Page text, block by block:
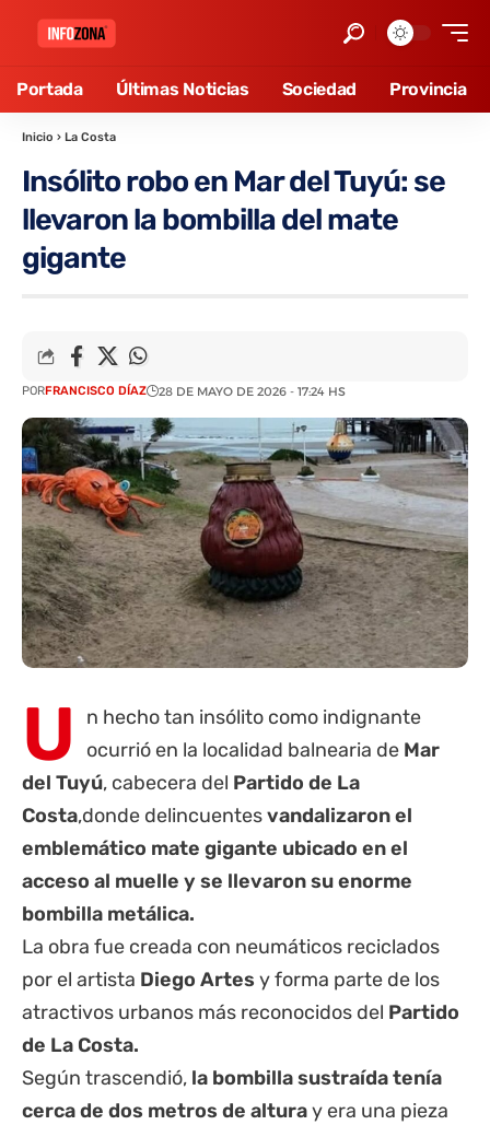
Portada Últimas Noticias Sociedad Provincia
Inicio › La Costa
Insólito robo en Mar del Tuyú: se
llevaron la bombilla del mate
gigante
PORFRANCISCO DÍAZ 28 DE MAYO DE 2026 - 17:24 HS
U
n hecho tan insólito como indignante
ocurrió en la localidad balnearia de Mar
del Tuyú, cabecera del Partido de La
Costa,donde delincuentesvandalizaron el
emblemático mate gigante ubicado en el
acceso al muelle y se llevaron su enorme
bombilla metálica.
La obra fue creada con neumáticos reciclados
por el artista Diego Artes y forma parte de los
atractivos urbanos más reconocidos del Partido
de La Costa.
Según trascendió, la bombilla sustraída tenía
cerca de dos metros de alturay era una pieza